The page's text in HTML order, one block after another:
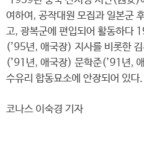
여하여, 공작대원 모집과 일본군
고, 광복군에 편입되어 활동하다
(’95년, 애국장) 지사를 비롯한
(’91년, 애국장) 문학준(’91년,
수유리 합동묘소에 안장되어 있
코나스 이숙경 기자